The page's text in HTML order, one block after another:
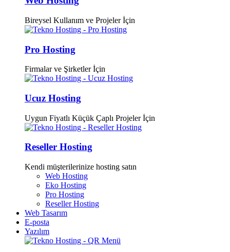
Bireysel Kullanım ve Projeler İçin
Pro Hosting
Firmalar ve Şirketler İçin
Ucuz Hosting
Uygun Fiyatlı Küçük Çaplı Projeler İçin
Reseller Hosting
Kendi müşterilerinize hosting satın
Web Hosting
Eko Hosting
Pro Hosting
Reseller Hosting
Web Tasarım
E-posta
Yazılım